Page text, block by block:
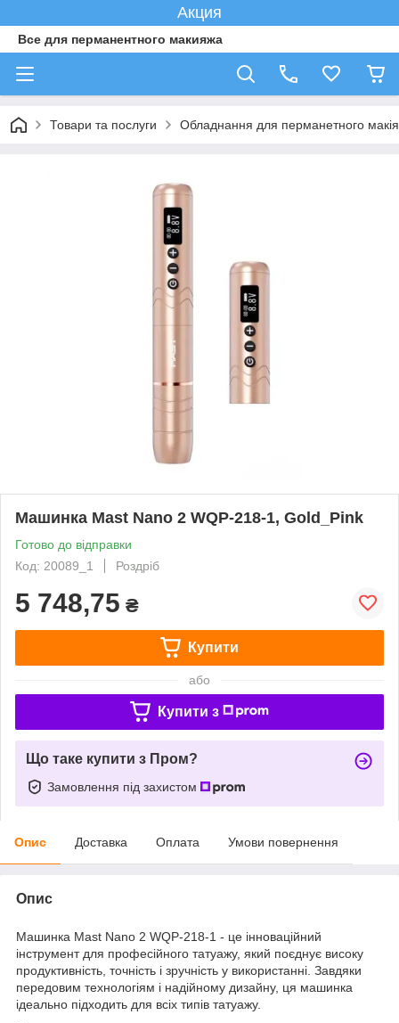
Акция
Все для перманентного макияжа
Товари та послуги Обладнання для перманетного
Машинка Mast Nano 2 WQP-218-1, Gold_Pink
Готово до відправки
Код: 20089_1
Роздріб
5 748,75 ₴
Купити
або
Купити з
Що таке купити з Пром?
Замовлення під захистом
Опис Доставка Оплата Умови повернення
Опис
Машинка Mast Nano 2 WQP-218-1 - це інноваційний
інструмент для професійного татуажу, який поєднує високу
продуктивність, точність і зручність у використанні. Завдяки
передовим технологіям і надійному дизайну, ця машинка
ідеально підходить для всіх типів татуажу.